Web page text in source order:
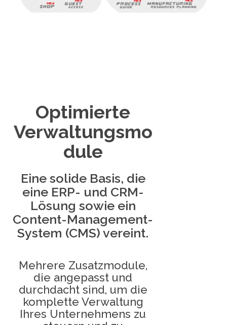
Optimierte
Verwaltungsmo
dule
Eine solide Basis, die
eine ERP- und CRM-
Lösung sowie ein
Content-Management-
System (CMS) vereint.
Mehrere Zusatzmodule,
die angepasst und
durchdacht sind, um die
komplette Verwaltung
Ihres Unternehmens zu